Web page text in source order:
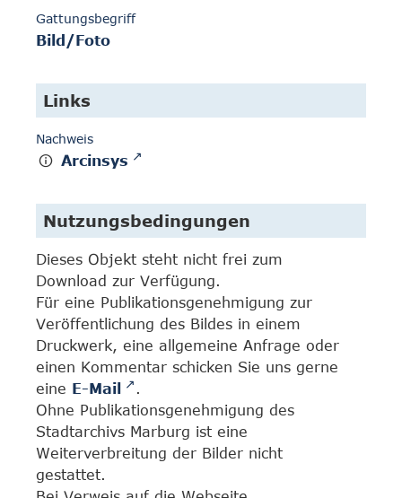
Gattungsbegriff
Bild/Foto
Links
Nachweis
Arcinsys
Nutzungsbedingungen
Dieses Objekt steht nicht frei zum
Download zur Verfügung.
Für eine Publikationsgenehmigung zur
Veröffentlichung des Bildes in einem
Druckwerk, eine allgemeine Anfrage oder
einen Kommentar schicken Sie uns gerne
eine E-Mail
.
Ohne Publikationsgenehmigung des
Stadtarchivs Marburg ist eine
Weiterverbreitung der Bilder nicht
gestattet.